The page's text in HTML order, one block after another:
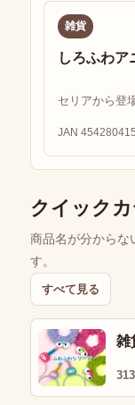
雑貨
しろふわア
セリアから登
JAN
クイック
商品名が分からな
す。
すべて見る
雑